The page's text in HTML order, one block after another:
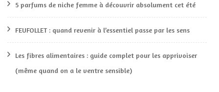
5 parfums de niche femme à découvrir absolument cet été
FEUFOLLET : quand revenir à l’essentiel passe par les sens
Les fibres alimentaires : guide complet pour les apprivoiser
(même quand on a le ventre sensible)